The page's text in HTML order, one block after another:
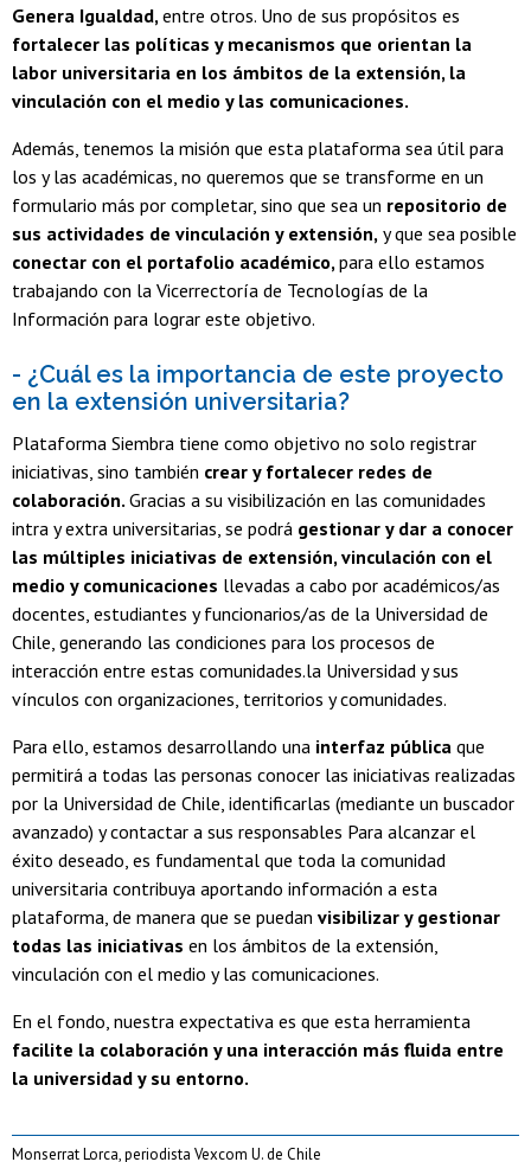
Genera Igualdad, entre otros. Uno de sus propósitos es
fortalecer las políticas y mecanismos que orientan la
labor universitaria en los ámbitos de la extensión, la
vinculación con el medio y las comunicaciones.
Además, tenemos la misión que esta plataforma sea útil para
los y las académicas, no queremos que se transforme en un
formulario más por completar, sino que sea un repositorio de
sus actividades de vinculación y extensión, y que sea posible
conectar con el portafolio académico, para ello estamos
trabajando con la Vicerrectoría de Tecnologías de la
Información para lograr este objetivo.
- ¿Cuál es la importancia de este proyecto
en la extensión universitaria?
Plataforma Siembra tiene como objetivo no solo registrar
iniciativas, sino también crear y fortalecer redes de
colaboración. Gracias a su visibilización en las comunidades
intra y extra universitarias, se podrá gestionar y dar a conocer
las múltiples iniciativas de extensión, vinculación con el
medio y comunicaciones llevadas a cabo por académicos/as
docentes, estudiantes y funcionarios/as de la Universidad de
Chile, generando las condiciones para los procesos de
interacción entre estas comunidades.la Universidad y sus
vínculos con organizaciones, territorios y comunidades.
Para ello, estamos desarrollando una interfaz pública que
permitirá a todas las personas conocer las iniciativas realizadas
por la Universidad de Chile, identificarlas (mediante un buscador
avanzado) y contactar a sus responsables Para alcanzar el
éxito deseado, es fundamental que toda la comunidad
universitaria contribuya aportando información a esta
plataforma, de manera que se puedan visibilizar y gestionar
todas las iniciativas en los ámbitos de la extensión,
vinculación con el medio y las comunicaciones.
En el fondo, nuestra expectativa es que esta herramienta
facilite la colaboración y una interacción más fluida entre
la universidad y su entorno.
Monserrat Lorca, periodista Vexcom U. de Chile